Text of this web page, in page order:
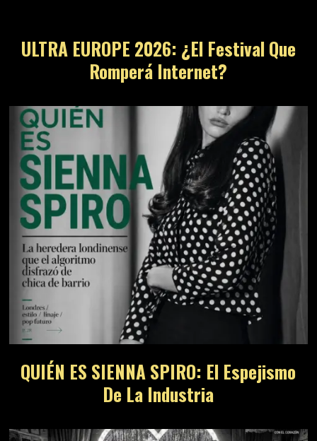
ULTRA EUROPE 2026: ¿El Festival Que
Romperá Internet?
QUIÉN ES SIENNA SPIRO: El Espejismo
De La Industria